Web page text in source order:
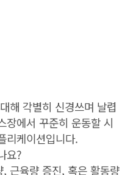
해 각별히 신경쓰며 날렵
장에서 꾸준히 운동할 시
리케이션입니다.
요?
근육량 증진, 혹은 활동량